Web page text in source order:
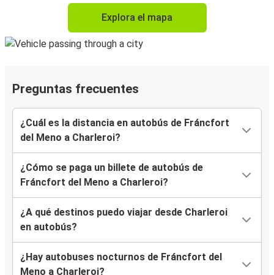
Explora el mapa
Preguntas frecuentes
¿Cuál es la distancia en autobús de Fráncfort
del Meno a Charleroi?
¿Cómo se paga un billete de autobús de
Fráncfort del Meno a Charleroi?
¿A qué destinos puedo viajar desde Charleroi
en autobús?
¿Hay autobuses nocturnos de Fráncfort del
Meno a Charleroi?